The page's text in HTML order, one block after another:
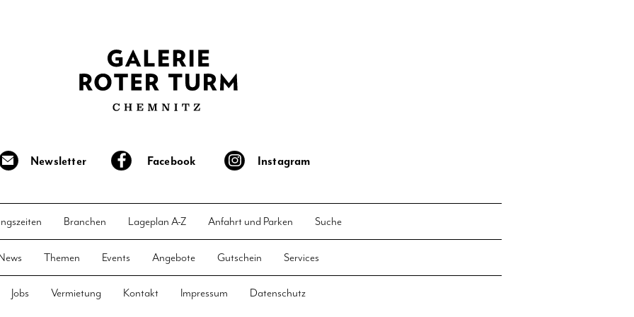
Newsletter Facebook Instagram
Branchen Lageplan A-Z Anfahrt und Parken Suche
News Themen Events Angebote Gutschein Services
Jobs Vermietung Kontakt Impressum Datenschutz